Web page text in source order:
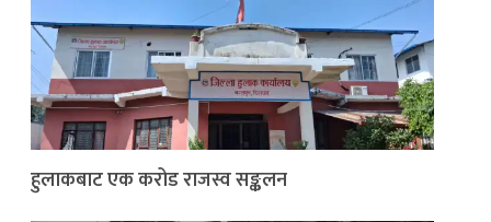
हुलाकबाट एक करोड राजस्व सङ्कलन